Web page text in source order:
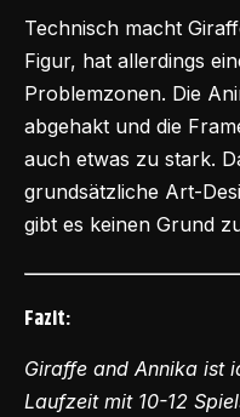
Technisch macht
Figur, hat allerdings
Problemzonen. Die
abgehakt und die
auch etwas zu stark.
grundsätzliche Art-
gibt es keinen Grund
Fazit:
Giraffe and Annika ist
Laufzeit mit 10-12